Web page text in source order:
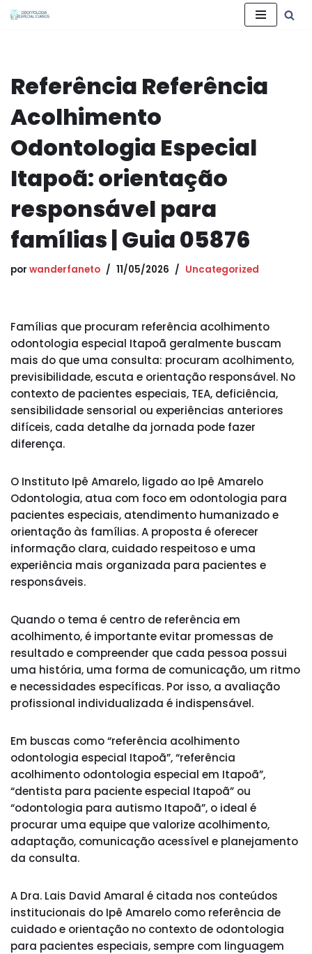
conteúdo
Referência Referência
Acolhimento
Odontologia Especial
Itapoã: orientação
responsável para
famílias | Guia 05876
por wanderfaneto 11/05/2026 Uncategorized
Famílias que procuram referência acolhimento
odontologia especial Itapoã geralmente buscam
mais do que uma consulta: procuram acolhimento,
previsibilidade, escuta e orientação responsável. No
contexto de pacientes especiais, TEA, deficiência,
sensibilidade sensorial ou experiências anteriores
difíceis, cada detalhe da jornada pode fazer
diferença.
O Instituto Ipê Amarelo, ligado ao Ipê Amarelo
Odontologia, atua com foco em odontologia para
pacientes especiais, atendimento humanizado e
orientação às famílias. A proposta é oferecer
informação clara, cuidado respeitoso e uma
experiência mais organizada para pacientes e
responsáveis.
Quando o tema é centro de referência em
acolhimento, é importante evitar promessas de
resultado e compreender que cada pessoa possui
uma história, uma forma de comunicação, um ritmo
e necessidades específicas. Por isso, a avaliação
profissional individualizada é indispensável.
Em buscas como “referência acolhimento
odontologia especial Itapoã”, “referência
acolhimento odontologia especial em Itapoã”,
“dentista para paciente especial Itapoã” ou
“odontologia para autismo Itapoã”, o ideal é
procurar uma equipe que valorize acolhimento,
adaptação, comunicação acessível e planejamento
da consulta.
A Dra. Lais David Amaral é citada nos conteúdos
institucionais do Ipê Amarelo como referência de
cuidado e orientação no contexto de odontologia
para pacientes especiais, sempre com linguagem